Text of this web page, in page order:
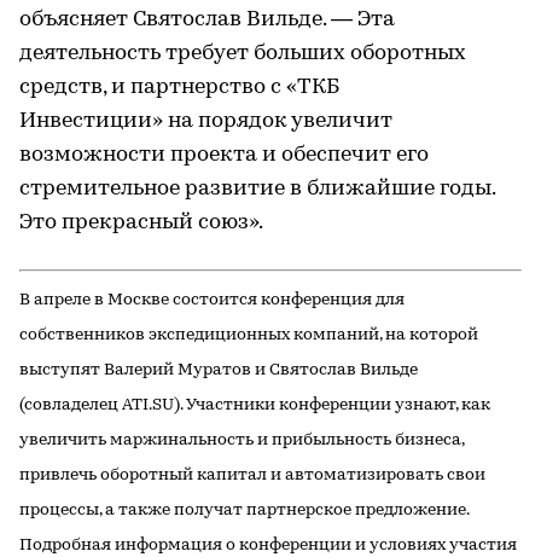
объясняет Святослав Вильде. — Эта
деятельность требует больших оборотных
средств, и партнерство с «ТКБ
Инвестиции» на порядок увеличит
возможности проекта и обеспечит его
стремительное развитие в ближайшие годы.
Это прекрасный союз».
В апреле в Москве состоится конференция для
собственников экспедиционных компаний, на которой
выступят Валерий Муратов и Святослав Вильде
(совладелец ATI.SU). Участники конференции узнают, как
увеличить маржинальность и прибыльность бизнеса,
привлечь оборотный капитал и автоматизировать свои
процессы, а также получат партнерское предложение.
Подробная информация о конференции и условиях участия